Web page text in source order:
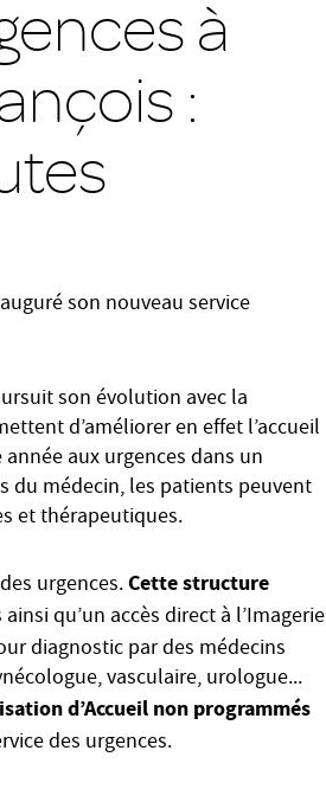
à
:
son nouveau service
son évolution avec la
d’améliorer en effet l’accueil
aux urgences dans un
du médecin, les patients peuvent
et thérapeutiques.
urgences.Cette structure
qu’un accès direct à l’Imagerie
diagnostic par des médecins
vasculaire, urologue...
d’Accueil non programmés
des urgences.